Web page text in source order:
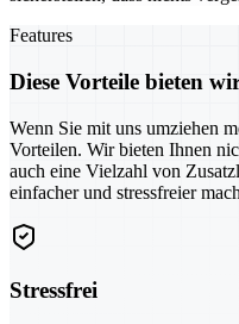
Features
Diese Vorteile bieten
Wenn Sie mit uns umziehen
Vorteilen. Wir bieten Ihnen
auch eine Vielzahl von
einfacher und stressfreier
Stressfrei